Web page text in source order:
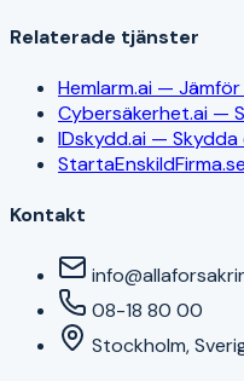
Relaterade tjänster
Hemlarm.ai —
Cybersäkerhet.ai —
IDskydd.ai —
Kontakt
08-18 80 00
Stockholm,